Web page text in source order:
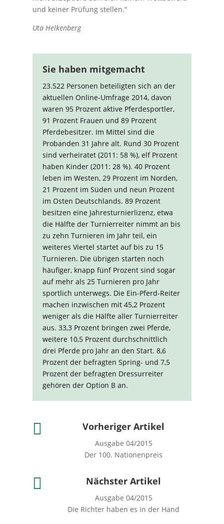
und keiner Prüfung stellen.“
Uta Helkenberg
Sie haben mitgemacht
23.522 Personen beteiligten sich an der
aktuellen Online-Umfrage 2014, davon
waren 95 Prozent aktive Pferdesportler,
91 Prozent Frauen und 89 Prozent
Pferdebesitzer. Im Mittel sind die
Probanden 31 Jahre alt. Rund 30 Prozent
sind verheiratet (2011: 58 %), elf Prozent
haben Kinder (2011: 28 %). 40 Prozent
leben im Westen, 29 Prozent im Norden,
21 Prozent im Süden und neun Prozent
im Osten Deutschlands. 89 Prozent
besitzen eine Jahresturnierlizenz, etwa
die Hälfte der Turnierreiter nimmt an bis
zu zehn Turnieren im Jahr teil, ein
weiteres Viertel startet auf bis zu 15
Turnieren. Die übrigen starten noch
häufiger, knapp fünf Prozent sind sogar
auf mehr als 25 Turnieren pro Jahr
sportlich unterwegs. Die Ein-Pferd-Reiter
machen inzwischen mit 45,2 Prozent
weniger als die Hälfte aller Turnierreiter
aus. 33,3 Prozent bringen zwei Pferde,
weitere 10,5 Prozent durchschnittlich
drei Pferde pro Jahr an den Start. 8,6
Prozent der befragten Spring- und 7,5
Prozent der befragten Dressurreiter
gehören der Option B an.
 Vorheriger Artikel
Ausgabe 04/2015
Der 100. Nationenpreis
 Nächster Artikel
Ausgabe 04/2015
Die Richter haben es in der Hand